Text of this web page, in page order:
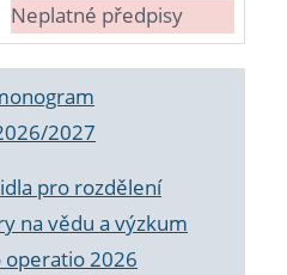
Neplatné předpisy
2027
pro rozdělení
na vědu a výzkum
operatio 2026